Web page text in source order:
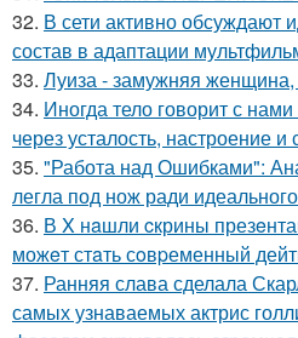
32. В сети активно обсуждают
состав в адаптации
33. Луиза - замужняя
34. Иногда тело говорит с
через усталость, настроение и
35. "Работа над Ошибками":
легла под нож ради
36. В X нaшли cкрины
можeт стaть сoвpеменный
37. Ранняя слава сделала
самых узнаваемых актрис